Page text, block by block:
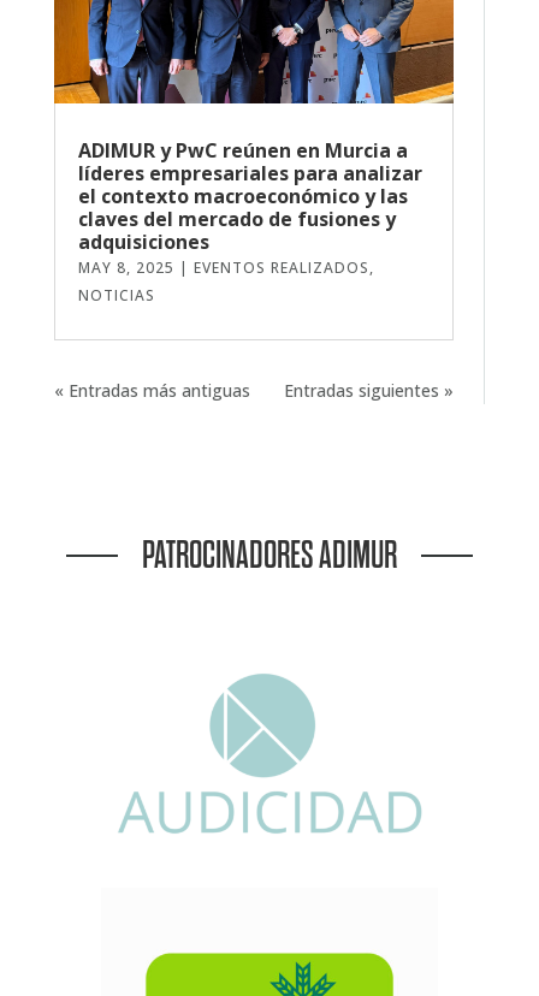
ADIMUR y PwC reúnen en Murcia a
líderes empresariales para analizar
el contexto macroeconómico y las
claves del mercado de fusiones y
adquisiciones
MAY 8, 2025 | EVENTOS REALIZADOS,
NOTICIAS
« Entradas más antiguas Entradas siguientes »
PATROCINADORES ADIMUR